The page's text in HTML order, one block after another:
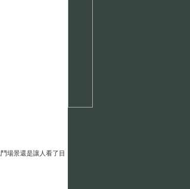
場景還是讓人看了目